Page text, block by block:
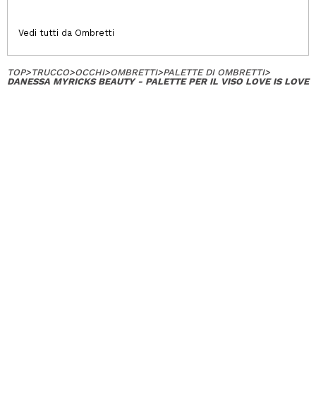
Vedi tutti da Ombretti
TOP>TRUCCO>OCCHI>OMBRETTI>PALETTE DI OMBRETTI>
DANESSA MYRICKS BEAUTY - PALETTE PER IL VISO LOVE IS LOVE